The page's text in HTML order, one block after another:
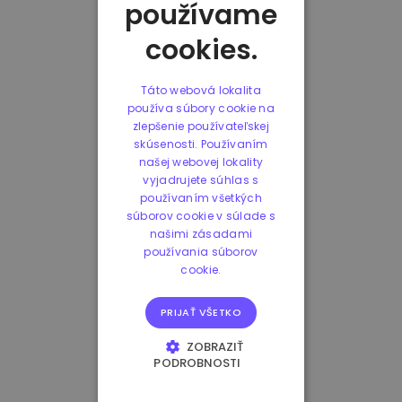
používame
cookies.
Táto webová lokalita
používa súbory cookie na
zlepšenie používateľskej
skúsenosti. Používaním
našej webovej lokality
vyjadrujete súhlas s
používaním všetkých
súborov cookie v súlade s
našimi zásadami
používania súborov
cookie.
PRIJAŤ VŠETKO
ZOBRAZIŤ
PODROBNOSTI